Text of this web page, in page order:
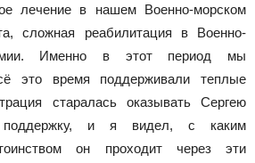
лечение в нашем Военно-морском
сложная реабилитация в Военно-
Именно в этот период мы
это время поддерживали теплые
старалась оказывать Сергею
поддержку, и я видел, с каким
он проходит через эти